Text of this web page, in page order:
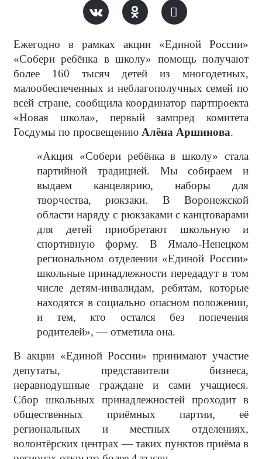
Ежегодно в рамках акции «Единой России»
«Собери ребёнка в школу» помощь получают
более 160 тысяч детей из многодетных,
малообеспеченных и неблагополучных семей по
всей стране, сообщила координатор партпроекта
«Новая школа», первый зампред комитета
Госдумы по просвещению Алёна Аршинова.
«Акция «Собери ребёнка в школу» стала
партийной традицией. Мы собираем и
выдаем канцелярию, наборы для
творчества, рюкзаки. В Воронежской
области наряду с рюкзаками с канцтоварами
для детей приобретают школьную и
спортивную форму. В Ямало-Ненецком
региональном отделении «Единой России»
школьные принадлежности передадут в том
числе детям-инвалидам, ребятам, которые
находятся в социально опасном положении,
и тем, кто остался без попечения
родителей», — отметила она.
В акции «Единой России» принимают участие
депутаты, представители бизнеса,
неравнодушные граждане и сами учащиеся.
Сбор школьных принадлежностей проходит в
общественных приёмных партии, её
региональных и местных отделениях,
волонтёрских центрах — таких пунктов приёма в